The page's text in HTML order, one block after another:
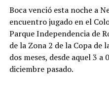
Boca venció esta noche a
encuentro jugado en el
Parque Independencia de
de la Zona 2 de la Copa de
dos meses, desde aquel 3
diciembre pasado.